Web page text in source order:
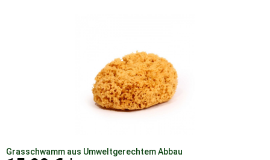
Grasschwamm aus Umweltgerechtem Abbau